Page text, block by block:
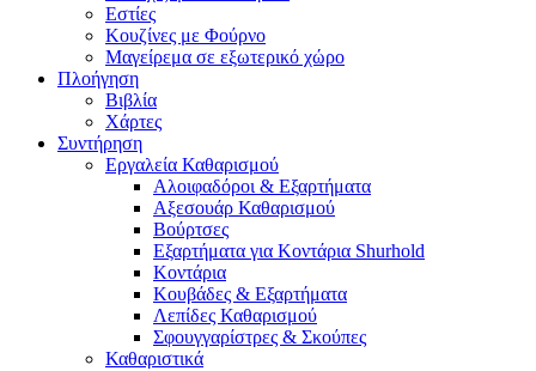
Εστίες
Κουζίνες με Φούρνο
Μαγείρεμα σε εξωτερικό χώρο
Πλοήγηση
Βιβλία
Χάρτες
Συντήρηση
Εργαλεία Καθαρισμού
Αλοιφαδόροι & Εξαρτήματα
Αξεσουάρ Καθαρισμού
Βούρτσες
Εξαρτήματα για Κοντάρια Shurhold
Κοντάρια
Κουβάδες & Εξαρτήματα
Λεπίδες Καθαρισμού
Σφουγγαρίστρες & Σκούπες
Καθαριστικά